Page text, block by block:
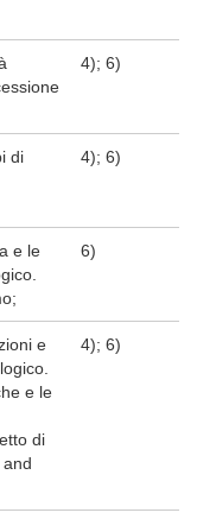
4); 6)
di
4); 6)
e le
6)
e
e le
di
4); 6)